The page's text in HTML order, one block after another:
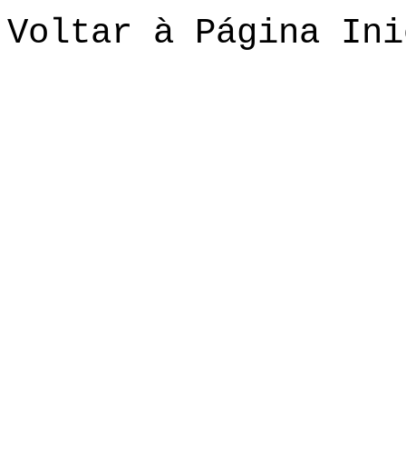
Voltar à Página